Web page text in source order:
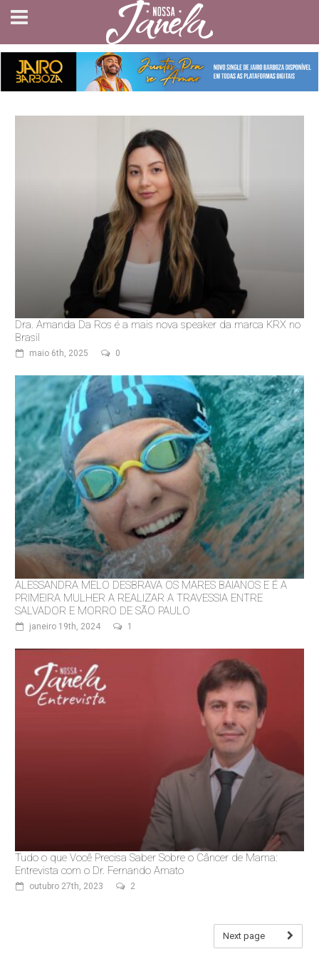
Dra. Amanda Da Ros é a mais nova speaker da marca KRX no
Brasil
maio 6th, 2025 0
ALESSANDRA MELO DESBRAVA OS MARES BAIANOS E É A
PRIMEIRA MULHER A REALIZAR A TRAVESSIA ENTRE
SALVADOR E MORRO DE SÃO PAULO
janeiro 19th, 2024 1
Tudo o que Você Precisa Saber Sobre o Câncer de Mama:
Entrevista com o Dr. Fernando Amato
outubro 27th, 2023 2
Next page